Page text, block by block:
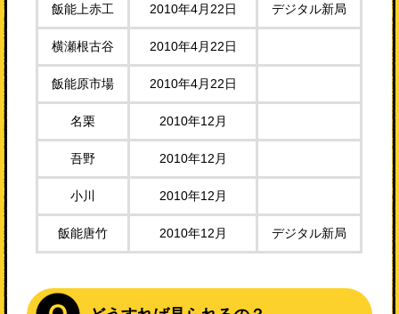
飯能上赤工 2010年4月22日 デジタル新局
横瀬根古谷 2010年4月22日
飯能原市場 2010年4月22日
名栗 2010年12月
吾野 2010年12月
小川 2010年12月
飯能唐竹 2010年12月 デジタル新局